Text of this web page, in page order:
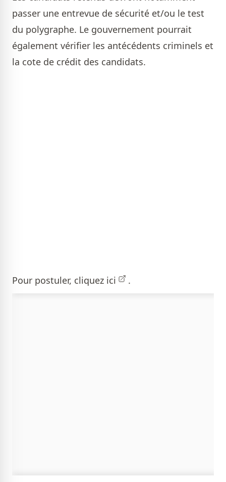
passer une entrevue de sécurité et/ou le test
du polygraphe. Le gouvernement pourrait
également vérifier les antécédents criminels et
la cote de crédit des candidats.
Pour postuler, cliquez ici .